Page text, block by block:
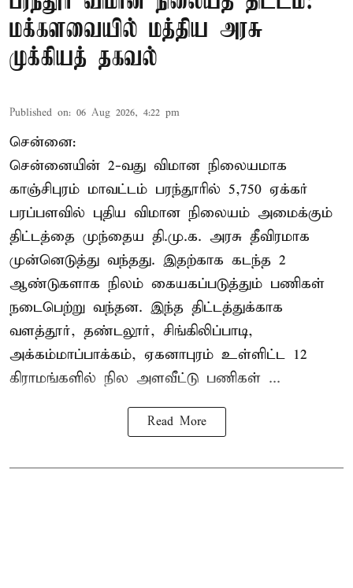
மக்களவையில் மத்திய அரசு
முக்கியத் தகவல்
Published on: 06 Aug 2026, 4:22 pm
சென்னை:
சென்னையின் 2-வது விமான நிலையமாக
காஞ்சிபுரம் மாவட்டம் பரந்தூரில் 5,750 ஏக்கர்
பரப்பளவில் புதிய விமான நிலையம் அமைக்கும்
திட்டத்தை முந்தைய தி.மு.க. அரசு தீவிரமாக
முன்னெடுத்து வந்தது. இதற்காக கடந்த 2
ஆண்டுகளாக நிலம் கையகப்படுத்தும் பணிகள்
நடைபெற்று வந்தன. இந்த திட்டத்துக்காக
வளத்தூர், தண்டலூர், சிங்கிலிப்பாடி,
அக்கம்மாப்பாக்கம், ஏகனாபுரம் உள்ளிட்ட 12
கிராமங்களில் நில அளவீட்டு பணிகள் ...
Read More